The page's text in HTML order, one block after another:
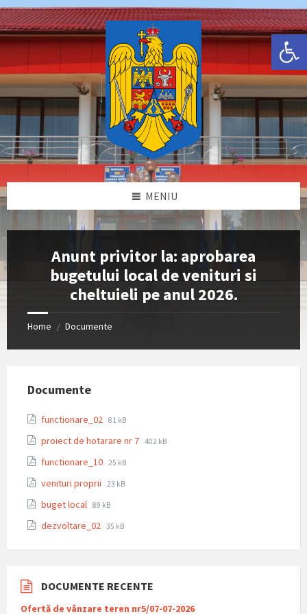
Deschide bara de unelte
Skip
to
content
Skip
to
left
sidebar
Skip
to
right
sidebar
Skip
to
footer
MENIU
Anunt privitor la: aprobarea
bugetului local de venituri si
cheltuieli pe anul 2026.
Home / Documente
Documente
functionare_02 File
pdf
File
81 kB
proiect de hotarare nr 7 File
File
402 kB
functionare_10 File
pdf
File
25 kB
venituri proprii File
pdf
File
23 kB
buget local File
pdf
File
89 kB
dezvoltare_02 File
pdf
File
35 kB
DOCUMENTE RECENTE
Ofertă de vânzare teren nr5/07-07-2026